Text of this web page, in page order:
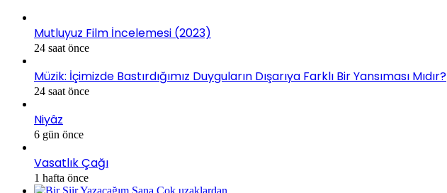
Mutluyuz Film İncelemesi (2023)
24 saat önce
Müzik: İçimizde Bastırdığımız Duyguların Dışarıya Farklı Bir Yansıması Mıdır?
24 saat önce
Niyâz
6 gün önce
Vasatlık Çağı
1 hafta önce